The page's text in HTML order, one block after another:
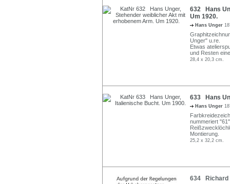
632 Hans
Um 1920.
Hans Unger
Unger" u.re.
Etwas
und Resten
28,4 x 20,3 cm.
633 Hans
Hans Unger
nummeriert
Montierung.
25,2 x 32,2 cm.
634 Richard